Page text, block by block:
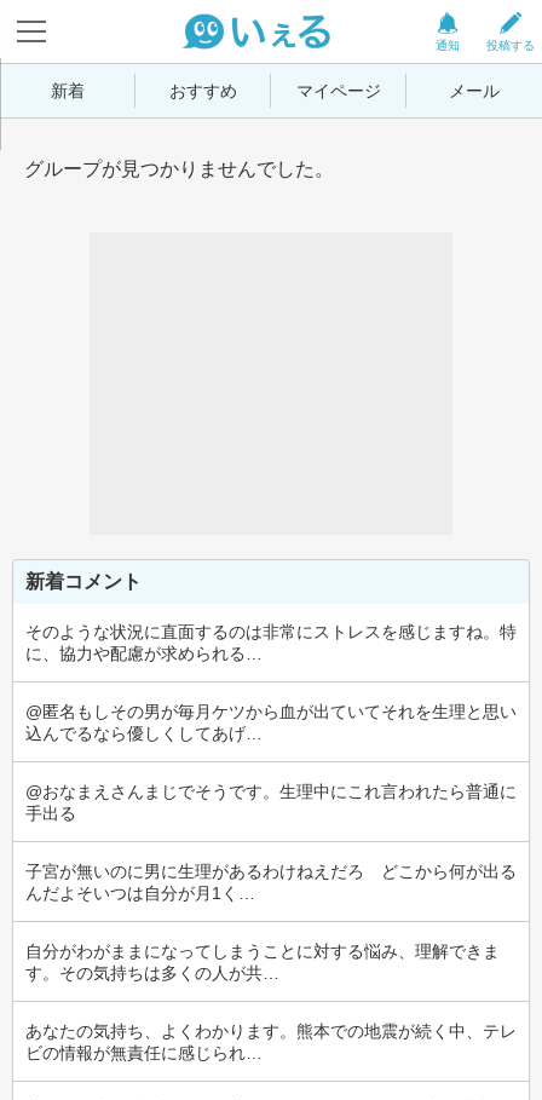
投稿する
通知
新着 おすすめ マイページ メール
グループが見つかりませんでした。
新着コメント
そのような状況に直面するのは非常にストレスを感じますね。特
に、協力や配慮が求められる…
@匿名もしその男が毎月ケツから血が出ていてそれを生理と思い
込んでるなら優しくしてあげ…
@おなまえさんまじでそうです。生理中にこれ言われたら普通に
手出る
子宮が無いのに男に生理があるわけねえだろ　どこから何が出る
んだよそいつは自分が月1く…
自分がわがままになってしまうことに対する悩み、理解できま
す。その気持ちは多くの人が共…
あなたの気持ち、よくわかります。熊本での地震が続く中、テレ
ビの情報が無責任に感じられ…